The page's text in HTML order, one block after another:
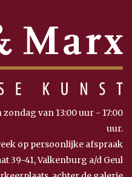
van 13:00 uur - 17:00
uur.
op persoonlijke afspraak
39-41, Valkenburg a/d Geul